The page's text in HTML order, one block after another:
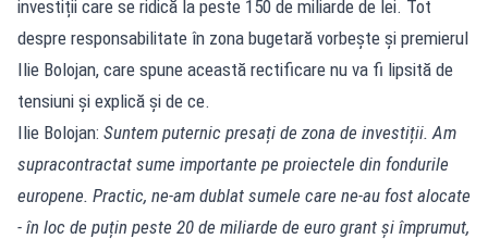
investiții care se ridică la peste 150 de miliarde de lei. Tot
despre responsabilitate în zona bugetară vorbește și premierul
Ilie Bolojan, care spune această rectificare nu va fi lipsită de
tensiuni și explică și de ce.
Ilie Bolojan: Suntem puternic presați de zona de investiții. Am
supracontractat sume importante pe proiectele din fondurile
europene. Practic, ne-am dublat sumele care ne-au fost alocate
- în loc de puțin peste 20 de miliarde de euro grant și împrumut,